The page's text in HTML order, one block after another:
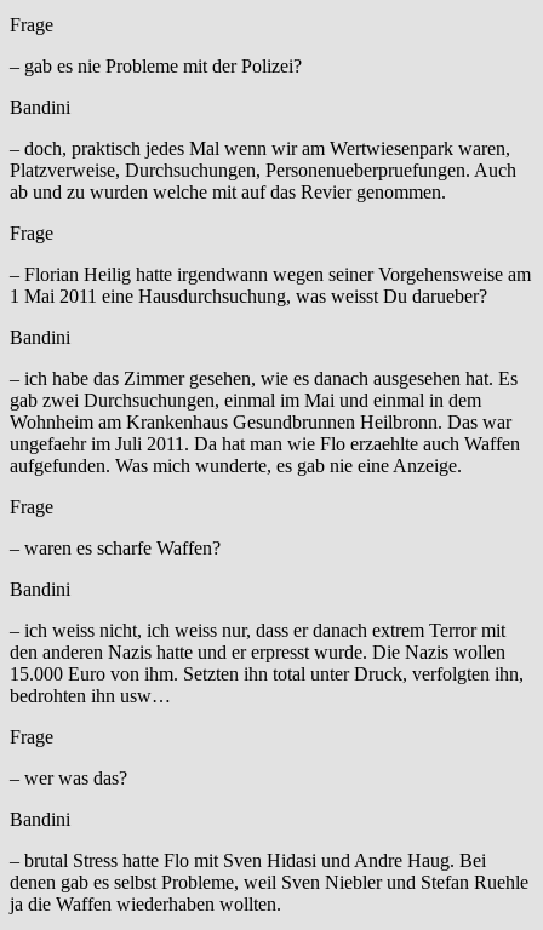
Frage
– gab es nie Probleme mit der Polizei?
Bandini
– doch, praktisch jedes Mal wenn wir am Wertwiesenpark waren,
Platzverweise, Durchsuchungen, Personenueberpruefungen. Auch
ab und zu wurden welche mit auf das Revier genommen.
Frage
– Florian Heilig hatte irgendwann wegen seiner Vorgehensweise am
1 Mai 2011 eine Hausdurchsuchung, was weisst Du darueber?
Bandini
– ich habe das Zimmer gesehen, wie es danach ausgesehen hat. Es
gab zwei Durchsuchungen, einmal im Mai und einmal in dem
Wohnheim am Krankenhaus Gesundbrunnen Heilbronn. Das war
ungefaehr im Juli 2011. Da hat man wie Flo erzaehlte auch Waffen
aufgefunden. Was mich wunderte, es gab nie eine Anzeige.
Frage
– waren es scharfe Waffen?
Bandini
– ich weiss nicht, ich weiss nur, dass er danach extrem Terror mit
den anderen Nazis hatte und er erpresst wurde. Die Nazis wollen
15.000 Euro von ihm. Setzten ihn total unter Druck, verfolgten ihn,
bedrohten ihn usw…
Frage
– wer was das?
Bandini
– brutal Stress hatte Flo mit Sven Hidasi und Andre Haug. Bei
denen gab es selbst Probleme, weil Sven Niebler und Stefan Ruehle
ja die Waffen wiederhaben wollten.